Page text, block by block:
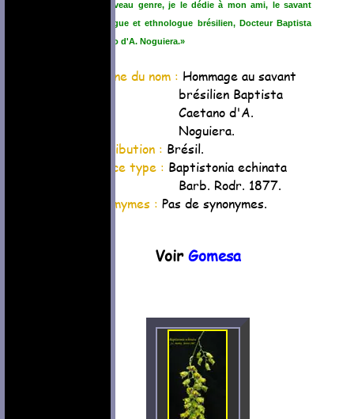
ce nouveau genre, je le dédie à mon ami, le savant
philologue et ethnologue brésilien, Docteur Baptista
Caetano d'A. Noguiera.»
Origine du nom : Hommage au savant
brésilien Baptista
Caetano d'A.
Noguiera.
Distribution : Brésil.
Espèce type : Baptistonia echinata
Barb. Rodr. 1877.
Synomymes : Pas de synonymes.
VoirGomesa